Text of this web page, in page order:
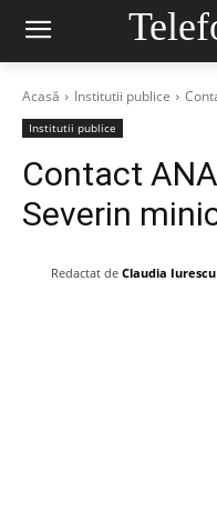
Acasă Institutii publice
Institutii publice
Contact
Severin
Redactat de Claudia Iurescu